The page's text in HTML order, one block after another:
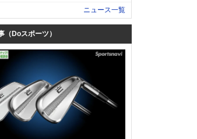
ニュース一覧
（Doスポーツ）